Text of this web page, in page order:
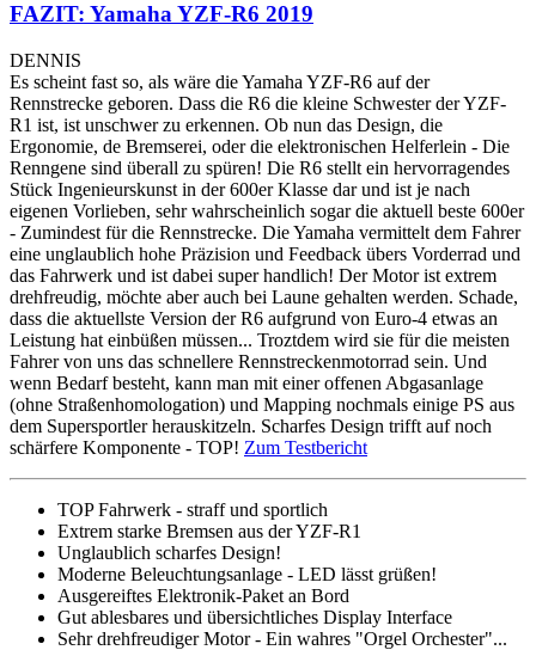
FAZIT: Yamaha YZF-R6 2019
DENNIS
Es scheint fast so, als wäre die Yamaha YZF-R6 auf der
Rennstrecke geboren. Dass die R6 die kleine Schwester der YZF-
R1 ist, ist unschwer zu erkennen. Ob nun das Design, die
Ergonomie, de Bremserei, oder die elektronischen Helferlein - Die
Renngene sind überall zu spüren! Die R6 stellt ein hervorragendes
Stück Ingenieurskunst in der 600er Klasse dar und ist je nach
eigenen Vorlieben, sehr wahrscheinlich sogar die aktuell beste 600er
- Zumindest für die Rennstrecke. Die Yamaha vermittelt dem Fahrer
eine unglaublich hohe Präzision und Feedback übers Vorderrad und
das Fahrwerk und ist dabei super handlich! Der Motor ist extrem
drehfreudig, möchte aber auch bei Laune gehalten werden. Schade,
dass die aktuellste Version der R6 aufgrund von Euro-4 etwas an
Leistung hat einbüßen müssen... Troztdem wird sie für die meisten
Fahrer von uns das schnellere Rennstreckenmotorrad sein. Und
wenn Bedarf besteht, kann man mit einer offenen Abgasanlage
(ohne Straßenhomologation) und Mapping nochmals einige PS aus
dem Supersportler herauskitzeln. Scharfes Design trifft auf noch
schärfere Komponente - TOP! Zum Testbericht
TOP Fahrwerk - straff und sportlich
Extrem starke Bremsen aus der YZF-R1
Unglaublich scharfes Design!
Moderne Beleuchtungsanlage - LED lässt grüßen!
Ausgereiftes Elektronik-Paket an Bord
Gut ablesbares und übersichtliches Display Interface
Sehr drehfreudiger Motor - Ein wahres "Orgel Orchester"...